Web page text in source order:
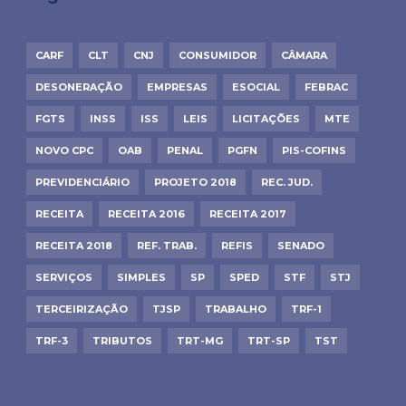
CARF CLT CNJ CONSUMIDOR CÂMARA
DESONERAÇÃO EMPRESAS ESOCIAL FEBRAC
FGTS INSS ISS LEIS LICITAÇÕES MTE
NOVO CPC OAB PENAL PGFN PIS-COFINS
PREVIDENCIÁRIO PROJETO 2018 REC. JUD.
RECEITA RECEITA 2016 RECEITA 2017
RECEITA 2018 REF. TRAB. REFIS SENADO
SERVIÇOS SIMPLES SP SPED STF STJ
TERCEIRIZAÇÃO TJSP TRABALHO TRF-1
TRF-3 TRIBUTOS TRT-MG TRT-SP TST